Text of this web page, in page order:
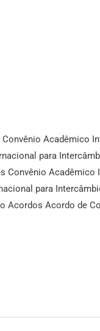
Acadêmico
para
Convênio Acadêmico
para
Acordos Acordo de